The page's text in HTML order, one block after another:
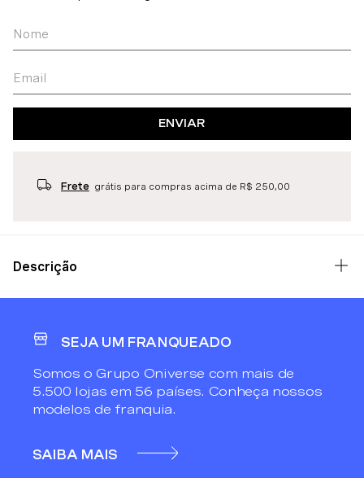
ENVIAR
Frete grátis para compras acima de R$ 250,00
Descrição
SEJA UM FRANQUEADO
Somos o Grupo Oniverse com mais de
5.500 lojas em 56 países. Conheça nossos
modelos de franquia.
SAIBA MAIS